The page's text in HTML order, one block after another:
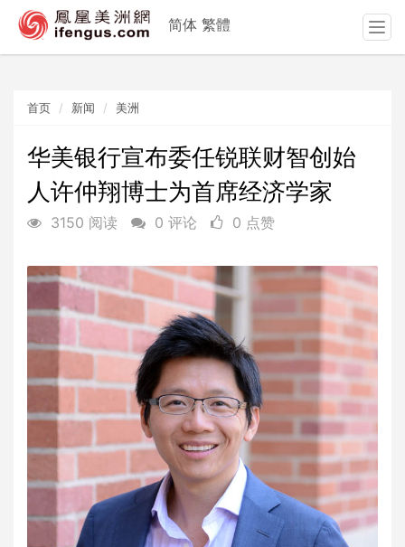
首页 新闻 美洲
华美银行宣布委任锐联财智创始
人许仲翔博士为首席经济学家
3150 阅读 0 评论 0 点赞
简体 繁體
T
o
t
i
o
n